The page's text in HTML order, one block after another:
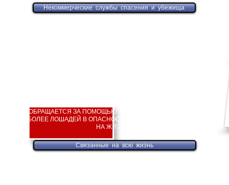
Некоммерческие службы спасения и убежища
ОБРАЩАЕТСЯ ЗА ПОМОЩЬЮ СОДЕРЖАНИЕ ДВУХ ИЛИ
БОЛЕЕ ЛОШАДЕЙ В ОПАСНОСТИ, СВЯЗАННЫХ ВМЕСТЕ
НА ЖИЗНЬ.
Связанные на всю жизнь